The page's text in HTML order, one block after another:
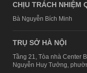
CHỊU TRÁCH NHIỆM
Bà Nguyễn Bích Minh
TRỤ SỞ HÀ NỘI
Tầng 21, Tòa nhà Center
Nguyễn Huy Tưởng,